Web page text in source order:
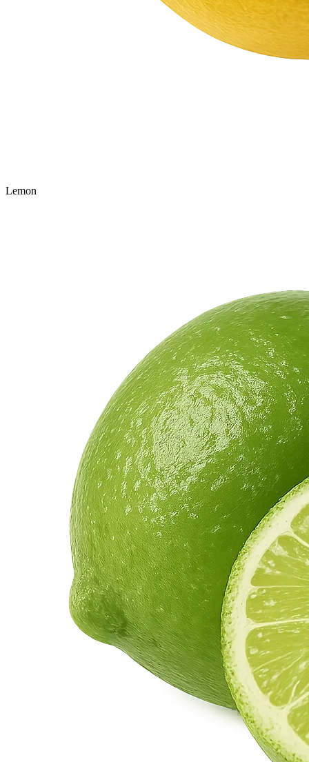
Lemon